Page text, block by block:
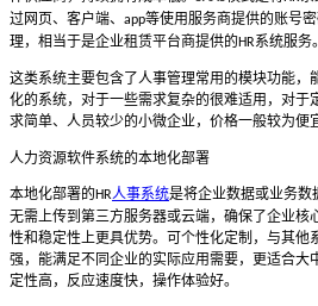
过网页、客户端、 app等使用服务商提供的账号
理，相当于是企业租赁平台商提供的HR系统服务。
这类系统主要包含了人事管理常用的模块功能，
化的系统，对于一些需求复杂的很难适用，对于
求简单、人员较少的小微企业，价格一般较为便
人力资源软件系统的本地化部署
本地化部署的HR人事系统是将企业数据或业务数
无需上传到第三方服务器或云端，确保了企业核
性和稳定性上更具优势。可个性化定制，与其他
强，能满足不同企业的实际应用需要，更适合大
定性高，反应速度快，操作体验好。